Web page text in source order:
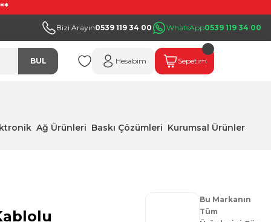
Bizi Arayın0539 119 34 00 WhatsApp0539 119 34 00
BUL Hesabım Sepetim
Ağ Ürünleri Baskı Çözümleri Kurumsal Ürünler
Bu Markanın
Tüm